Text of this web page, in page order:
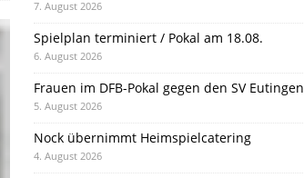
7. August 2026
Spielplan terminiert / Pokal am 18.08.
6. August 2026
Frauen im DFB-Pokal gegen den SV Eutingen
5. August 2026
Nock übernimmt Heimspielcatering
4. August 2026